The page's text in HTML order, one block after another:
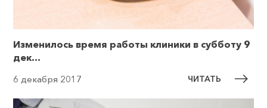
Изменилось время работы клиники в субботу 9
дек...
6 декабря 2017 ЧИТАТЬ